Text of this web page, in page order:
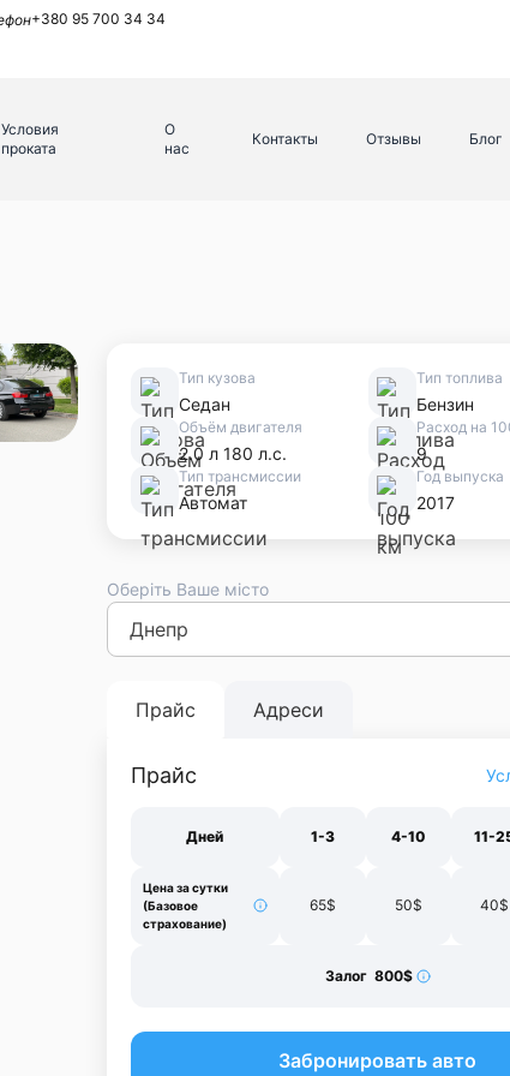
+380 95 700 34 34
Условия
проката
О
нас
Контакты Отзывы Блог
Тип кузова
Седан
Тип топлива
Бензин
Объём двигателя
2.0 л 180 л.с.
Расход на
9
Тип трансмиссии
Автомат
Год выпуска
2017
Оберіть Ваше місто
КиевЛьвовОдесса
Франковск
Прайс Адреси
Прайс
Дней 1-3 4-10 11-
Цена за сутки
(Базовое
страхование)
65$ 50$ 40$
Залог 800$
Забронировать авто